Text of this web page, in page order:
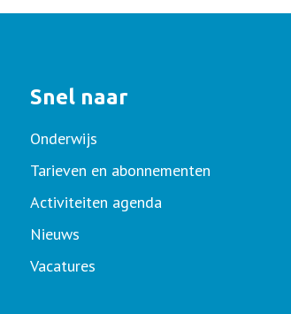
Snel naar
Onderwijs
Tarieven en abonnementen
Activiteiten agenda
Nieuws
Vacatures